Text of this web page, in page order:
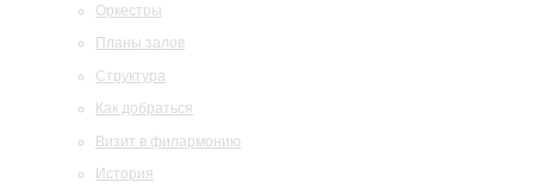
Оркестры
Планы залов
Структура
Как добраться
Визит в филармонию
История